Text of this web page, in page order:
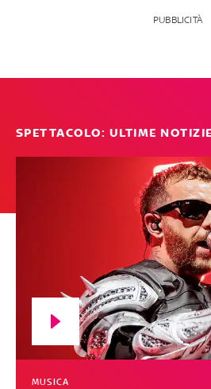
PUBBLICITÀ
SPETTACOLO: ULTIME NOTIZIE
MUSICA